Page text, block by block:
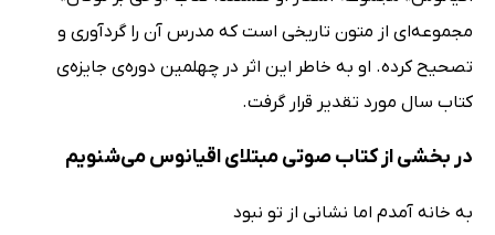
مجموعه‌ای از متون تاریخی است که مدرس آن را گردآوری و
تصحیح کرده. او به خاطر این اثر در چهلمین دوره‌ی جایزه‌ی
کتاب سال مورد تقدیر قرار گرفت.
در بخشی از کتاب صوتی مبتلای اقیانوس می‌شنویم
به خانه آمدم اما نشانی از تو نبود